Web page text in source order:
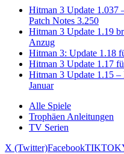
Hitman 3 Update 1.037
Patch Notes 3.250
Hitman 3 Update 1.19
Anzug
Hitman 3: Update 1.18
Hitman 3 Update 1.17
Hitman 3 Update 1.15 –
Januar
Alle Spiele
Trophäen Anleitungen
TV Serien
X (Twitter)FacebookTIKTOK